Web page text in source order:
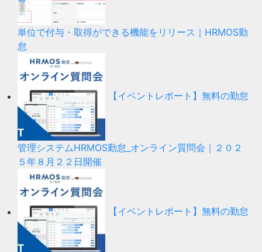
単位で付与・取得ができる機能をリリース｜HRMOS勤
怠
【イベントレポート】無料の勤怠
管理システムHRMOS勤怠_オンライン質問会｜２０２
５年８月２２日開催
【イベントレポート】無料の勤怠